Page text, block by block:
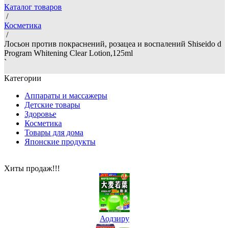
Каталог товаров
/
Косметика
/
Лосьон против покраснений, розацеа и воспалений Shiseido d
Program Whitening Clear Lotion,125ml
`
Категории
Аппараты и массажеры
Детские товары
Здоровье
Косметика
Товары для дома
Японские продукты
Хиты продаж!!!
Аодзиру